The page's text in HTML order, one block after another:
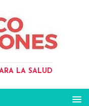
LA SALUD